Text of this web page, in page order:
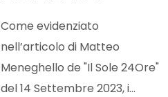
Come evidenziato
nell’articolo di Matteo
Meneghello de "Il Sole 24Ore"
del 14 Settembre 2023, i…